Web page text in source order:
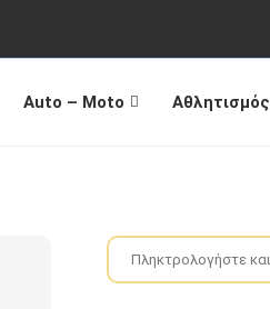
Auto – Moto Αθλητισμός